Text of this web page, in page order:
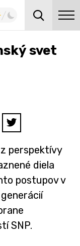
svet
perspektívy
diela
postupov v
SNP.